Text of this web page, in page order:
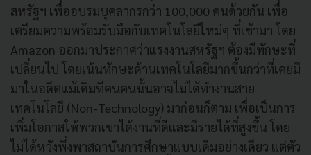
สหรัฐฯ เพื่ออบรมบุคลากรกว่า 100,000 คนด้วยกัน เพื่อ
เตรียมความพร้อมรับมือกับเทคโนโลยีใหม่ๆ ที่เข้ามา โดย
Amazon ออกมาประกาศว่าแรงงานสหรัฐฯ ต้องมีทักษะที่
เปลี่ยนไป โดยเน้นทักษะด้านเทคโนโลยีมากขึ้นกว่าที่เคยมี
มาในอดีตแม้เดิมทีคนคนนั้นอาจไม่ได้ทำงานสาย
เทคโนโลยี (Non-Technology) มาก่อนก็ตาม เพื่อเป็นการ
เพิ่มโอกาสให้พวกเขาได้งานที่ดีและมีรายได้ที่สูงขึ้น โดย
ไม่ได้หวังพึ่งพาสถาบันการศึกษาแบบเดิมอย่างเดียว แต่ตัว